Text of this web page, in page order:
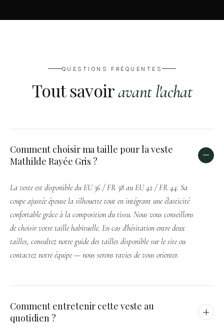
QUESTIONS FRÉQUENTES
Tout savoiravant l'achat
Comment choisir ma taille pour la veste
Mathilde Rayée Gris ?
La veste est disponible du EU 36 / FR 38 au EU 42 / FR 44. Sa
coupe ajustée épouse la silhouette tout en intégrant une élasticité
confortable grâce à la composition du tissu. Nous vous conseillons
de choisir votre taille habituelle. En cas d'hésitation entre deux
tailles, consultez notre guide des tailles disponible sur le site ou
contactez notre équipe — nous serons ravies de vous orienter.
Comment entretenir cette veste au
quotidien ?